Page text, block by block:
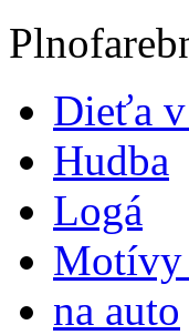
Dieťa
Hudba
Logá
Motívy
na auto